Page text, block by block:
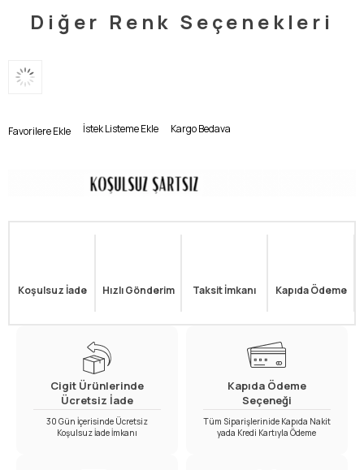
Diğer Renk Seçenekleri
Favorilere Ekle İstek Listeme Ekle Kargo Bedava
Koşulsuz İade Hızlı Gönderim Taksit İmkanı Kapıda Ödeme
Cigit Ürünlerinde
Ücretsiz İade
30 Gün İçerisinde Ücretsiz
Koşulsuz İade İmkanı
Kapıda Ödeme
Seçeneği
Tüm Siparişlerinide Kapıda Nakit
yada Kredi Kartıyla Ödeme